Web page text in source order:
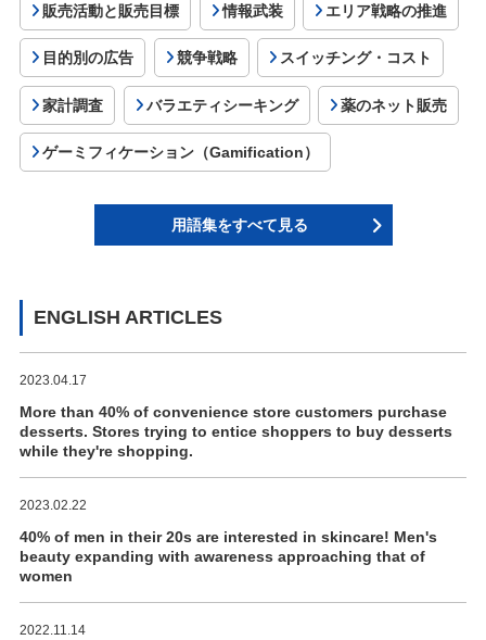
販売活動と販売目標 情報武装 エリア戦略の推進
目的別の広告 競争戦略 スイッチング・コスト
家計調査 バラエティシーキング 薬のネット販売
ゲーミフィケーション（Gamification）
用語集をすべて見る
ENGLISH ARTICLES
2023.04.17
More than 40% of convenience store customers purchase
desserts. Stores trying to entice shoppers to buy desserts
while they're shopping.
2023.02.22
40% of men in their 20s are interested in skincare! Men's
beauty expanding with awareness approaching that of
women
2022.11.14